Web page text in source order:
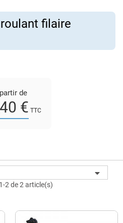
filaire
de
€ TTC
2 de 2 article(s)